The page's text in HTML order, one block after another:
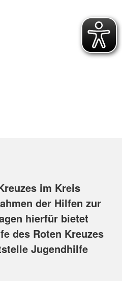
im Kreis
der Hilfen zur
hierfür bietet
des Roten Kreuzes
Jugendhilfe